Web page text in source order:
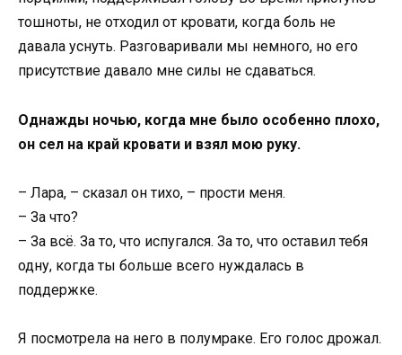
тошноты, не отходил от кровати, когда боль не
давала уснуть. Разговаривали мы немного, но его
присутствие давало мне силы не сдаваться.
Однажды ночью, когда мне было особенно плохо,
он сел на край кровати и взял мою руку.
– Лара, – сказал он тихо, – прости меня.
– За что?
– За всё. За то, что испугался. За то, что оставил тебя
одну, когда ты больше всего нуждалась в
поддержке.
Я посмотрела на него в полумраке. Его голос дрожал.